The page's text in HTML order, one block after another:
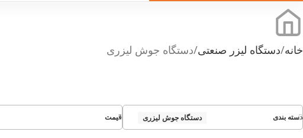
خانه دستگاه لیزر صنعتی دستگاه جوش لیزری
دسته بندی دستگاه جوش لیزری قیمت